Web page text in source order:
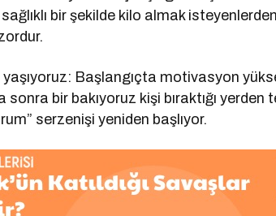
sağlıklı bir şekilde kilo almak
Başlangıçta motivasyon
bir bakıyoruz kişi bıraktığı yerden
serzenişi yeniden başlıyor.